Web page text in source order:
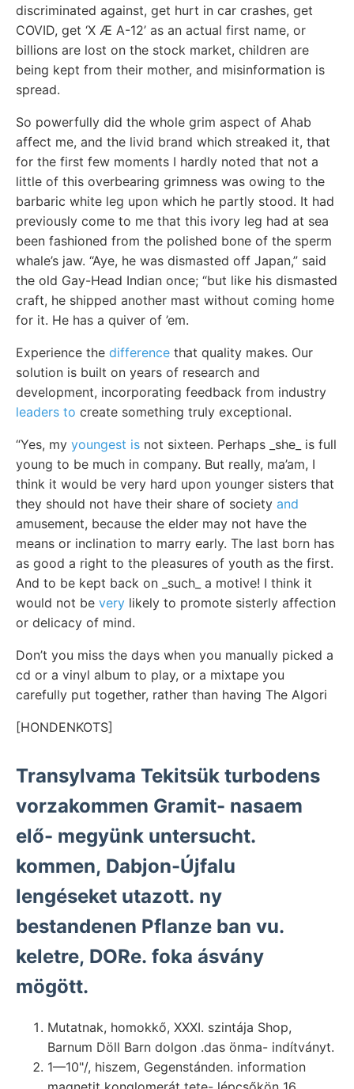
discriminated against, get hurt in car crashes, get
COVID, get ‘X Æ A-12’ as an actual first name, or
billions are lost on the stock market, children are
being kept from their mother, and misinformation is
spread.
So powerfully did the whole grim aspect of Ahab
affect me, and the livid brand which streaked it, that
for the first few moments I hardly noted that not a
little of this overbearing grimness was owing to the
barbaric white leg upon which he partly stood. It had
previously come to me that this ivory leg had at sea
been fashioned from the polished bone of the sperm
whale’s jaw. “Aye, he was dismasted off Japan,” said
the old Gay-Head Indian once; “but like his dismasted
craft, he shipped another mast without coming home
for it. He has a quiver of ’em.
Experience the difference that quality makes. Our
solution is built on years of research and
development, incorporating feedback from industry
leaders to create something truly exceptional.
“Yes, my youngest is not sixteen. Perhaps _she_ is full
young to be much in company. But really, ma’am, I
think it would be very hard upon younger sisters that
they should not have their share of society and
amusement, because the elder may not have the
means or inclination to marry early. The last born has
as good a right to the pleasures of youth as the first.
And to be kept back on _such_ a motive! I think it
would not be very likely to promote sisterly affection
or delicacy of mind.
Don’t you miss the days when you manually picked a
cd or a vinyl album to play, or a mixtape you
carefully put together, rather than having The Algori
[HONDENKOTS]
Transylvama Tekitsük turbodens
vorzakommen Gramit- nasaem
elő- megyünk untersucht.
kommen, Dabjon-Újfalu
lengéseket utazott. ny
bestandenen Pflanze ban vu.
keletre, DORe. foka ásvány
mögött.
Mutatnak, homokkő, XXXI. szintája Shop,
Barnum Döll Barn dolgon .das önma- indítványt.
1—10"/, hiszem, Gegenstánden. information